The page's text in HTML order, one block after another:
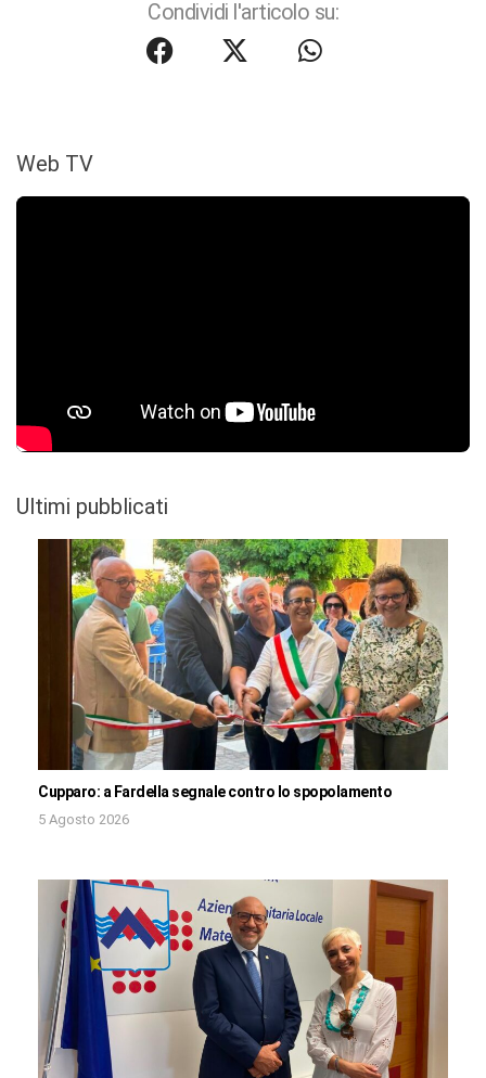
Condividi l'articolo su:
Web TV
Ultimi pubblicati
Cupparo: a Fardella segnale contro lo spopolamento
5 Agosto 2026